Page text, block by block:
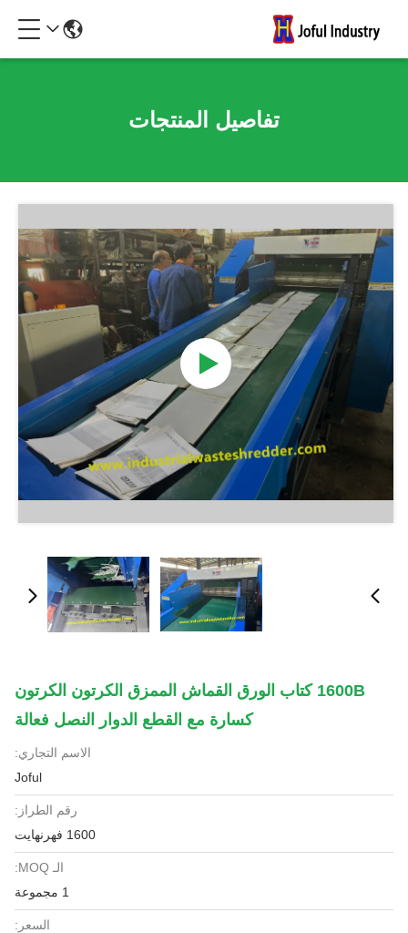
تفاصيل المنتجات
1600B كتاب الورق القماش الممزق الكرتون الكرتون
كسارة مع القطع الدوار النصل فعالة
الاسم التجاري:
Joful
رقم الطراز:
1600 فهرنهايت
الـ MOQ:
1 مجموعة
السعر: